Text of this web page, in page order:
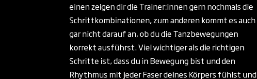
einen zeigen dir die Trainer:innen gern nochmals die
Schrittkombinationen, zum anderen kommt es auch
gar nicht darauf an, ob du die Tanzbewegungen
korrekt ausführst. Viel wichtiger als die richtigen
Schritte ist, dass du in Bewegung bist und den
Rhythmus mit jeder Faser deines Körpers fühlst und